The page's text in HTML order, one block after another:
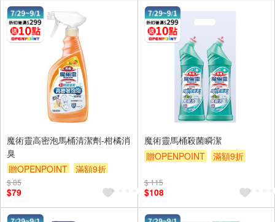
魔術靈高密泡馬桶清潔劑-柑橘消
臭
贈OPENPOINT
滿額9折
贈$200
$ 85
$79
魔術靈馬桶殺菌瞬潔
贈OPENPOINT
滿額9折
$ 115
$108